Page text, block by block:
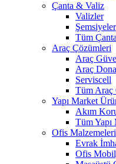
Çanta & Valiz
Valizler
Şemsiyeler
Tüm
Araç Çözümleri
Araç
Araç
Serviscell
Tüm Araç
Yapı Market
Akım
Tüm
Ofis Malzemeleri
Evrak
Ofis